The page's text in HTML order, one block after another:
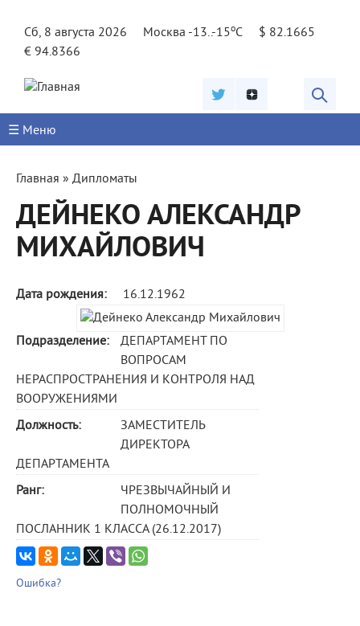
Сб, 8 августа 2026
Москва -13..-15oC
$ 82.1665
€ 94.8366
☰ Меню
Вы
здесь
Главная » Дипломаты
ДЕЙНЕКО АЛЕКСАНДР
МИХАЙЛОВИЧ
Дата рождения: 16.12.1962
Подразделение:
ДЕПАРТАМЕНТ ПО
ВОПРОСАМ
НЕРАСПРОСТРАНЕНИЯ И КОНТРОЛЯ НАД
ВООРУЖЕНИЯМИ
Должность:
ЗАМЕСТИТЕЛЬ
ДИРЕКТОРА
ДЕПАРТАМЕНТА
Ранг:
ЧРЕЗВЫЧАЙНЫЙ И
ПОЛНОМОЧНЫЙ
ПОСЛАННИК 1 КЛАССА (26.12.2017)
Ошибка?